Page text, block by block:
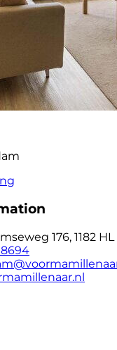
176, 1182